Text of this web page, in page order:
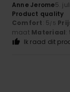
Anne Jerome5.
Product quality
Comfort: 5/5
maat Materiaal:
Ik raad dit